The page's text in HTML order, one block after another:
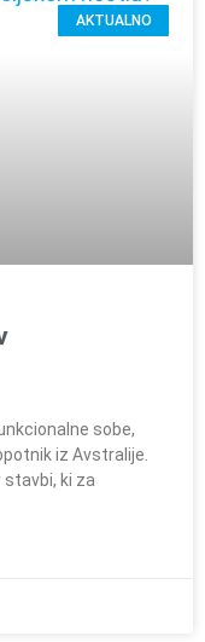
AKTUALNO
sobe,
iz Avstralije.
ki za